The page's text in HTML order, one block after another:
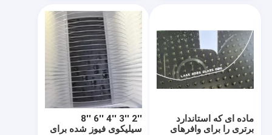
2′′ 3′′ 4′′ 6′′ 8′′
سیلیکوی فیوز شده برای
ماده ای که استاندارد
برتری را برای وافرهای